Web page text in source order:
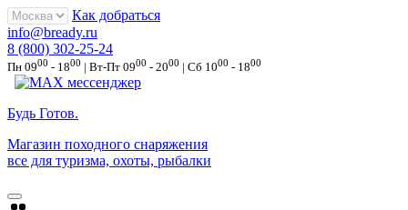
Как добраться
info@bready.ru
8 (800) 302-25-24
Пн 0900 - 1800 | Вт-Пт 0900 - 2000 | Сб 1000 - 1800
Будь Готов.
Магазин походного снаряжения
все для туризма, охоты, рыбалки